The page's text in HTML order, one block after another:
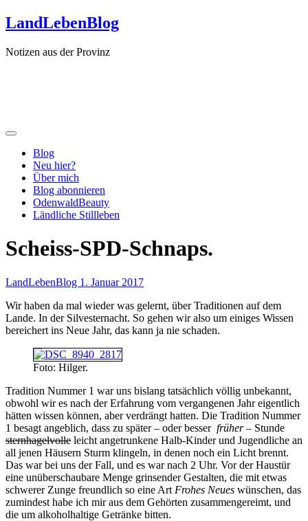
Zum
Inhalt
LandLebenBlog
Notizen aus der Provinz
Blog
Neu hier?
Über mich
Blog abonnieren
OdenwaldBeauty
Ländliche Stillleben
Scheiss-SPD-Schnaps.
LandLebenBlog 1. Januar 2017
Wir haben da mal wieder was gelernt, über Traditionen auf dem
Lande. In der Silvesternacht. So gehen wir also um einiges Wissen
bereichert ins Neue Jahr, das kann ja nie schaden.
Foto: Hilger.
Tradition Nummer 1 war uns bislang tatsächlich völlig unbekannt,
obwohl wir es nach der Erfahrung vom vergangenen Jahr eigentlich
hätten wissen können, aber verdrängt hatten. Die Tradition Nummer
1 besagt angeblich, dass zu später – oder besser früher– Stunde
sternhagelvolle leicht angetrunkene Halb-Kinder und Jugendliche an
all jenen Häusern Sturm klingeln, in denen noch ein Licht brennt.
Das war bei uns der Fall, und es war nach 2 Uhr. Vor der Haustür
eine unüberschaubare Menge grinsender Gestalten, die mit etwas
schwerer Zunge freundlich so eine Art Frohes Neues wünschen, das
zumindest habe ich mir aus dem Gehörten zusammengereimt, und
die um alkoholhaltige Getränke bitten.